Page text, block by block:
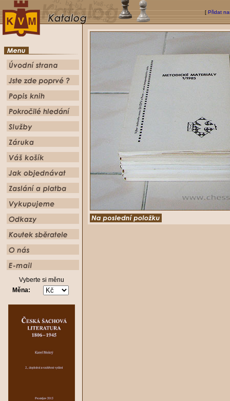
[ Přidat
Vyberte si měnu
Měna: